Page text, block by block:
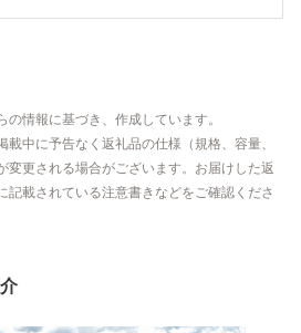
情報に基づき、作成しています。
中に予告なく返礼品の仕様（規格、容量、
変更される場合がございます。お届けした返
記載されている注意書きなどをご確認くださ